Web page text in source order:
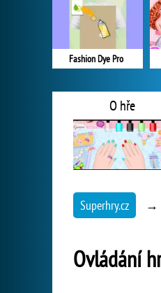
Fashion Dye Pro
O hře
Superhry.cz →
Ovládání